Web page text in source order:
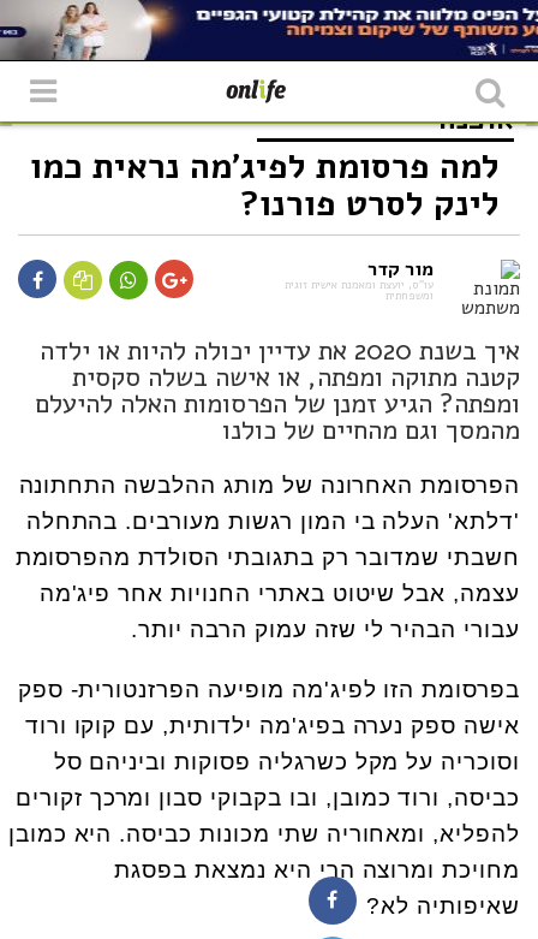
אופנה
למה פרסומת לפיג'מה נראית כמו
לינק לסרט פורנו?
מור קדר
עו"ס, יועצת ומאמנת אישית זוגית
ומשפחתית
איך בשנת 2020 את עדיין יכולה להיות או ילדה
קטנה מתוקה ומפתה, או אישה בשלה סקסית
ומפתה? הגיע זמנן של הפרסומות האלה להיעלם
מהמסך וגם מהחיים של כולנו
הפרסומת האחרונה של מותג ההלבשה התחתונה
'דלתא' העלה בי המון רגשות מעורבים. בהתחלה
חשבתי שמדובר רק בתגובתי הסולדת מהפרסומת
עצמה, אבל שיטוט באתרי החנויות אחר פיג'מה
עבורי הבהיר לי שזה עמוק הרבה יותר.
בפרסומת הזו לפיג'מה מופיעה הפרזנטורית- ספק
אישה ספק נערה בפיג'מה ילדותית, עם קוקו ורוד
וסוכריה על מקל כשרגליה פסוקות וביניהם סל
כביסה, ורוד כמובן, ובו בקבוקי סבון ומרכך זקורים
להפליא, ומאחוריה שתי מכונות כביסה. היא כמובן
מחויכת ומרוצה הרי היא נמצאת בפסגת
שאיפותיה לא?